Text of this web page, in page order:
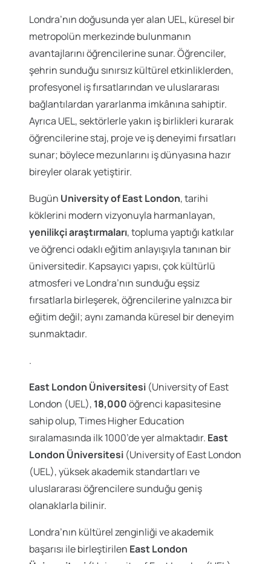
Londra’nın doğusunda yer alan UEL, küresel bir
metropolün merkezinde bulunmanın
avantajlarını öğrencilerine sunar. Öğrenciler,
şehrin sunduğu sınırsız kültürel etkinliklerden,
profesyonel iş fırsatlarından ve uluslararası
bağlantılardan yararlanma imkânına sahiptir.
Ayrıca UEL, sektörlerle yakın iş birlikleri kurarak
öğrencilerine staj, proje ve iş deneyimi fırsatları
sunar; böylece mezunlarını iş dünyasına hazır
bireyler olarak yetiştirir.
Bugün University of East London, tarihi
köklerini modern vizyonuyla harmanlayan,
yenilikçi araştırmaları, topluma yaptığı katkılar
ve öğrenci odaklı eğitim anlayışıyla tanınan bir
üniversitedir. Kapsayıcı yapısı, çok kültürlü
atmosferi ve Londra’nın sunduğu eşsiz
fırsatlarla birleşerek, öğrencilerine yalnızca bir
eğitim değil; aynı zamanda küresel bir deneyim
sunmaktadır.
.
East London Üniversitesi (University of East
London (UEL), 18,000öğrenci kapasitesine
sahip olup, Times Higher Education
sıralamasında ilk 1000’de yer almaktadır. East
London Üniversitesi (University of East London
(UEL), yüksek akademik standartları ve
uluslararası öğrencilere sunduğu geniş
olanaklarla bilinir.
Londra’nın kültürel zenginliği ve akademik
başarısı ile birleştirilen East London